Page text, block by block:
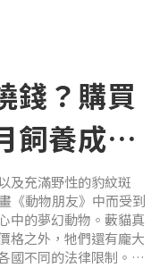
猞猁都受到嚴格限
錢？購買
飼養成本
及充滿野性的豹紋斑
《動物朋友》中而受到
中的夢幻動物。藪貓真
格之外，牠們還有龐大
國不同的法律限制。我